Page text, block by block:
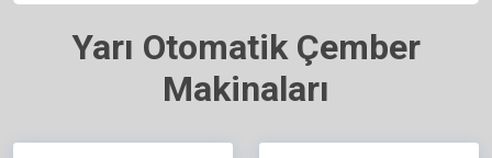
Yarı Otomatik Çember
Makinaları